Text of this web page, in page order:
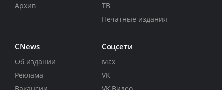
Архив
ТВ
Печатные издания
CNews
Об издании
Реклама
Соцсети
Max
VK